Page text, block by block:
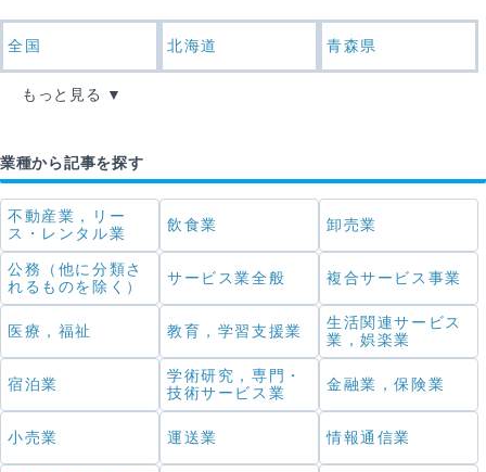
全国 北海道 青森県
もっと見る
業種から記事を探す
不動産業，リー
ス・レンタル業
飲食業 卸売業
公務（他に分類さ
れるものを除く）
サービス業全般 複合サービス事業
医療，福祉 教育，学習支援業
生活関連サービス
業，娯楽業
宿泊業
学術研究，専門・
技術サービス業
金融業，保険業
小売業 運送業 情報通信業